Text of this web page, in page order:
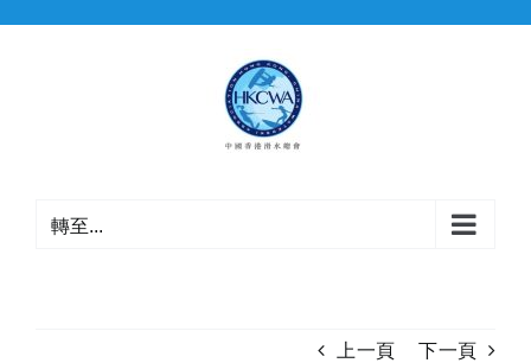
轉至...
上一頁 下一頁